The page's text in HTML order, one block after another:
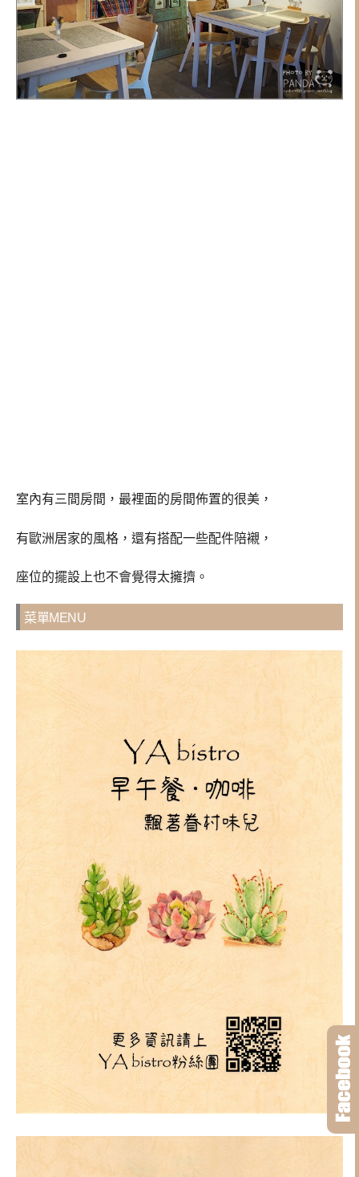
室內有三間房間，最裡面的房間佈置的很美，
有歐洲居家的風格，還有搭配一些配件陪襯，
座位的擺設上也不會覺得太擁擠。
菜單MENU